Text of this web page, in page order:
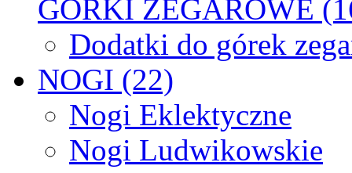
GÓRKI ZEGAROWE
Dodatki do górek
NOGI (22)
Nogi Eklektyczne
Nogi Ludwikowskie